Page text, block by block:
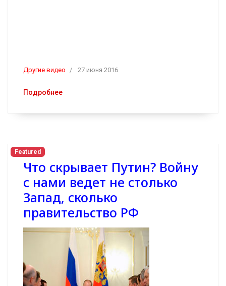
Другие видео 27 июня 2016
Подробнее
Featured
Что скрывает Путин? Войну
с нами ведет не столько
Запад, сколько
правительство РФ